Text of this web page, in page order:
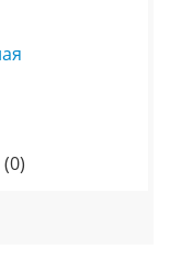
(0)